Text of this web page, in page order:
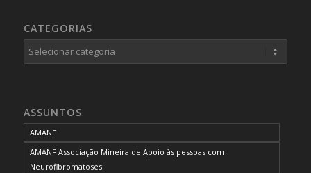
CATEGORIAS
Categorias
ASSUNTOS
AMANF
AMANF Associação Mineira de Apoio às pessoas com
Neurofibromatoses